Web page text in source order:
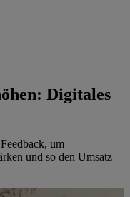
Digitales
um
und so den Umsatz